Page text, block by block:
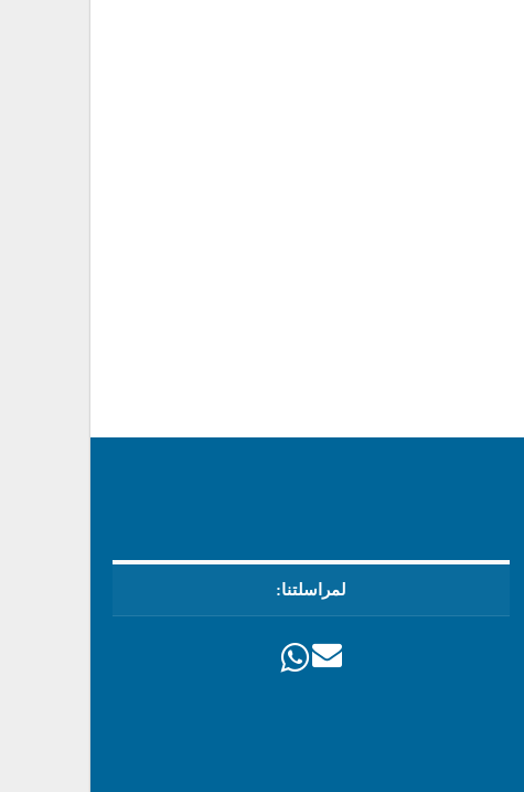
لمراسلتنا: